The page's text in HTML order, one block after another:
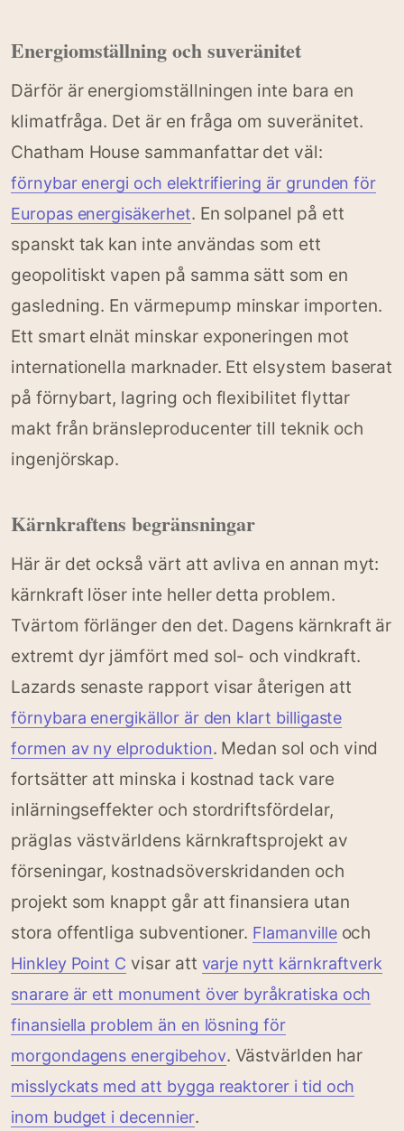
Energiomställning och suveränitet
Därför är energiomställningen inte bara en
klimatfråga. Det är en fråga om suveränitet.
Chatham House sammanfattar det väl:
förnybar energi och elektrifiering är grunden för
Europas energisäkerhet. En solpanel på ett
spanskt tak kan inte användas som ett
geopolitiskt vapen på samma sätt som en
gasledning. En värmepump minskar importen.
Ett smart elnät minskar exponeringen mot
internationella marknader. Ett elsystem baserat
på förnybart, lagring och flexibilitet flyttar
makt från bränsleproducenter till teknik och
ingenjörskap.
Kärnkraftens begränsningar
Här är det också värt att avliva en annan myt:
kärnkraft löser inte heller detta problem.
Tvärtom förlänger den det. Dagens kärnkraft är
extremt dyr jämfört med sol- och vindkraft.
Lazards senaste rapport visar återigen att
förnybara energikällor är den klart billigaste
formen av ny elproduktion. Medan sol och vind
fortsätter att minska i kostnad tack vare
inlärningseffekter och stordriftsfördelar,
präglas västvärldens kärnkraftsprojekt av
förseningar, kostnadsöverskridanden och
projekt som knappt går att finansiera utan
stora offentliga subventioner. Flamanvilleoch
Hinkley Point C visar att varje nytt kärnkraftverk
snarare är ett monument över byråkratiska och
finansiella problem än en lösning för
morgondagens energibehov. Västvärlden har
misslyckats med att bygga reaktorer i tid och
inom budget i decennier.